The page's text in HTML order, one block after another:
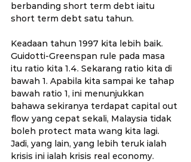
berbanding short term debt iaitu
short term debt satu tahun.
Keadaan tahun 1997 kita lebih baik.
Guidotti-Greenspan rule pada masa
itu ratio kita 1.4. Sekarang ratio kita di
bawah 1. Apabila kita sampai ke tahap
bawah ratio 1, ini menunjukkan
bahawa sekiranya terdapat capital out
flow yang cepat sekali, Malaysia tidak
boleh protect mata wang kita lagi.
Jadi, yang lain, yang lebih teruk ialah
krisis ini ialah krisis real economy.